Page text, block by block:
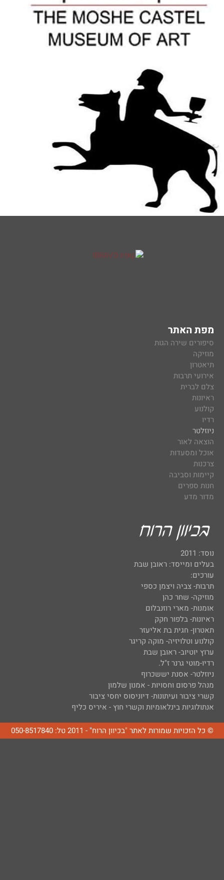
מפת האתר
סיפורים שירה הגות
מוזיקה
תיאטרון
אירועי תרבות
צלם לברית
ראיונות
קולנוע
רדיו
ניוזלטר
הוצאה לאור
אוכל ומסעדות
צרכנות
קיימות וסביבה
חנות ספרים
מדור מדע
נוסד: 2011
בעלים ומייסד: ראובן שבת
עורכים:
תרבות- צביה ויצמן כספי
מוזיקה- שחר כהן
אומנות- מארי רוזנבלום
ראיונות- בלפור חקק
תאטרון- חגית בת אליעזר
קולנוע וטלויזיה- מוקה קריגר
ערוץ יוטיוב- ראובן שבת
רדיו-מוטי גרנר ז"ל.
ניוזלטר- אסנת יששכרוף
מנהל פרסום וחסויות - אמנון שלמון
קשרי ציבור ועיתונות- דיוניסוס יחסי ציבור
אנתולוגיות בינלאומיות וקשרי חוץ - איריס כליף
© כל הזכויות שמורות לאתר "בכיוון הרוח" - 2011 טל: 050-8517840